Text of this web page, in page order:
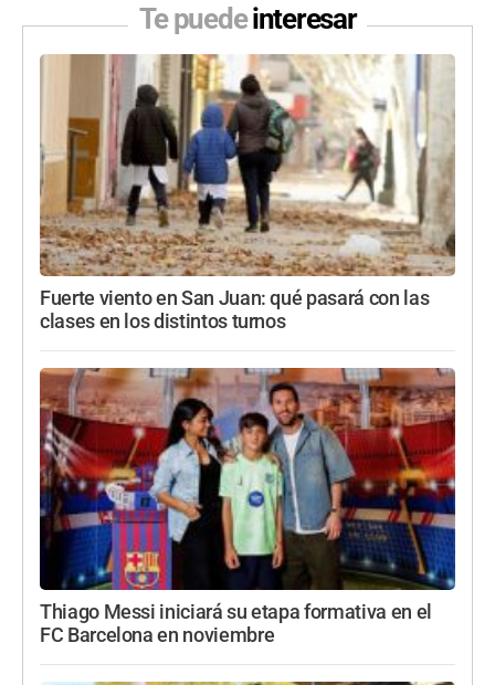
Te puedeinteresar
Fuerte viento en San Juan: qué pasará con las
clases en los distintos turnos
Thiago Messi iniciará su etapa formativa en el
FC Barcelona en noviembre